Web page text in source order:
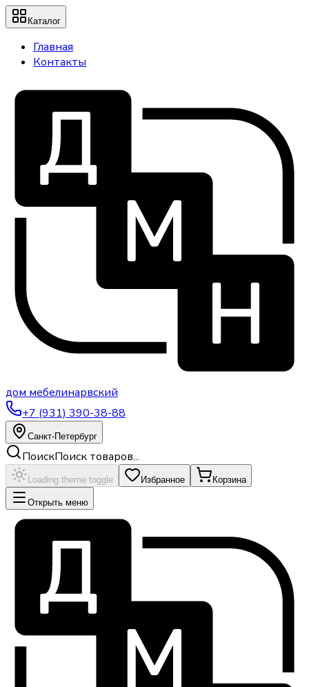
Каталог
Главная
Контакты
дом мебелинарвский
+7 (931) 390-38-88
Санкт-Петербург
ПоискПоиск товаров...
Loading theme toggle Избранное Корзина
Открыть меню